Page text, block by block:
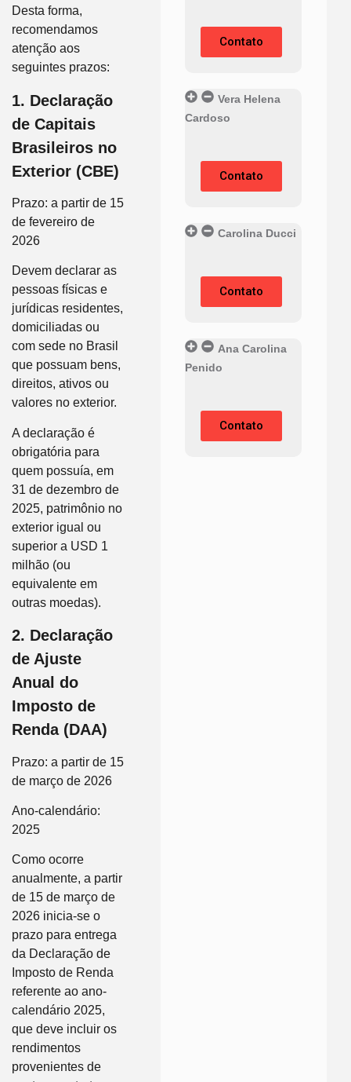
Desta forma,
recomendamos
atenção aos
seguintes prazos:
1. Declaração
de Capitais
Brasileiros no
Exterior (CBE)
Prazo: a partir de 15
de fevereiro de
2026
Devem declarar as
pessoas físicas e
jurídicas residentes,
domiciliadas ou
com sede no Brasil
que possuam bens,
direitos, ativos ou
valores no exterior.
A declaração é
obrigatória para
quem possuía, em
31 de dezembro de
2025, patrimônio no
exterior igual ou
superior a USD 1
milhão (ou
equivalente em
outras moedas).
2. Declaração
de Ajuste
Anual do
Imposto de
Renda (DAA)
Prazo: a partir de 15
de março de 2026
Ano-calendário:
2025
Como ocorre
anualmente, a partir
de 15 de março de
2026 inicia-se o
prazo para entrega
da Declaração de
Imposto de Renda
referente ao ano-
calendário 2025,
que deve incluir os
rendimentos
provenientes de
Contato
Vera Helena
Cardoso
Contato
Carolina Ducci
Contato
Ana Carolina
Penido
Contato